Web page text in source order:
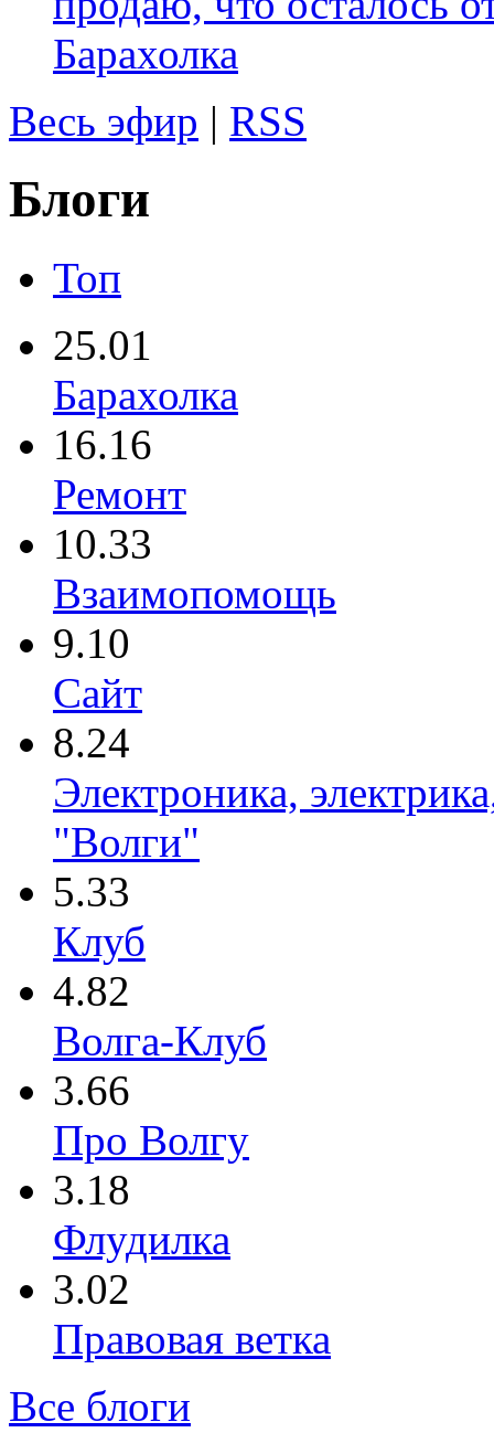
Барахолка
Весь эфир | RSS
Блоги
Топ
25.01
Барахолка
16.16
Ремонт
10.33
Взаимопомощь
9.10
Сайт
8.24
Электроника,
"Волги"
5.33
Клуб
4.82
Волга-Клуб
3.66
Про Волгу
3.18
Флудилка
3.02
Правовая ветка
Все блоги